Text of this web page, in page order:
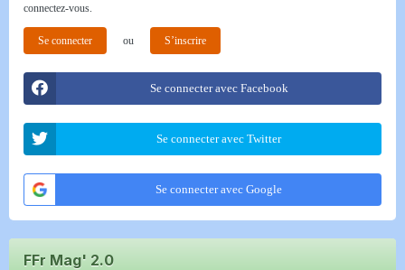
connectez-vous.
Se connecter ou S’inscrire
Se connecter avec Facebook
Se connecter avec Twitter
Se connecter avec Google
FFr Mag' 2.0